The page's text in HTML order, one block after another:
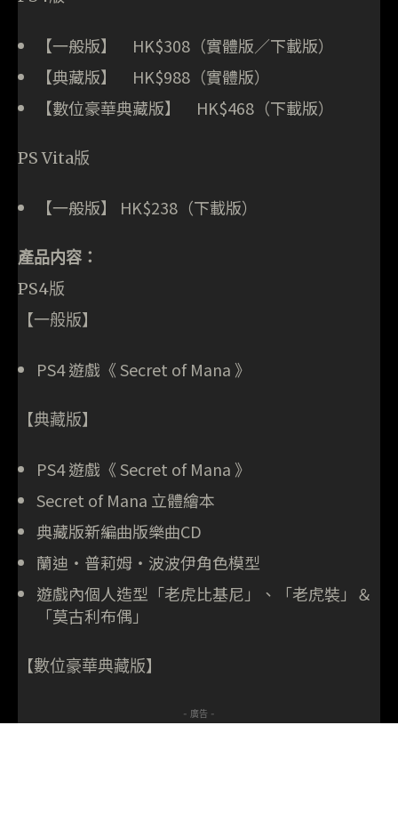
【一般版】 HK$308（實體版∕下載版）
【典藏版】 HK$988（實體版）
【數位豪華典藏版】 HK$468（下載版）
PS Vita版
【一般版】 HK$238（下載版）
產品内容：
PS4版
【一般版】
PS4 遊戲《 Secret of Mana 》
【典藏版】
PS4 遊戲《 Secret of Mana 》
Secret of Mana 立體繪本
典藏版新編曲版樂曲CD
蘭迪‧普莉姆‧波波伊角色模型
遊戲內個人造型「老虎比基尼」、「老虎裝」＆
「莫古利布偶」
【數位豪華典藏版】
- 廣告 -